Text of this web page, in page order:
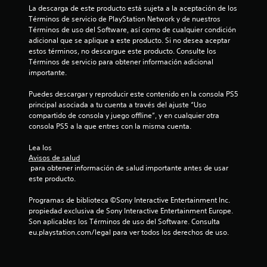
La descarga de este producto está sujeta a la aceptación de los
Términos de servicio de PlayStation Network y de nuestros
Términos de uso del Software, así como de cualquier condición
adicional que se aplique a este producto. Si no desea aceptar
estos términos, no descargue este producto. Consulte los
Términos de servicio para obtener información adicional
importante.
Puedes descargar y reproducir este contenido en la consola PS5
principal asociada a tu cuenta a través del ajuste “Uso
compartido de consola y juego offline”, y en cualquier otra
consola PS5 a la que entres con la misma cuenta.
Lea los
Avisos de salud
este producto.
Programas de biblioteca ©Sony Interactive Entertainment Inc.
propiedad exclusiva de Sony Interactive Entertainment Europe.
Son aplicables los Términos de uso del Software. Consulta
eu.playstation.com/legal para ver todos los derechos de uso.